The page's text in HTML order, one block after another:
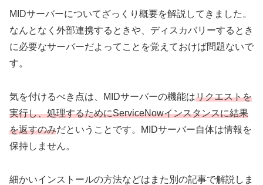
MIDサーバーについてざっくり概要を解説してきました。
なんとなく外部連携するときや、ディスカバリーするとき
に必要なサーバーだよってことを覚えておけば問題ないで
す。
気を付けるべき点は、MIDサーバーの機能はリクエストを
実行し、処理するためにServiceNowインスタンスに結果
を返すのみだということです。MIDサーバー自体は情報を
保持しません。
細かいインストールの方法などはまた別の記事で解説しま